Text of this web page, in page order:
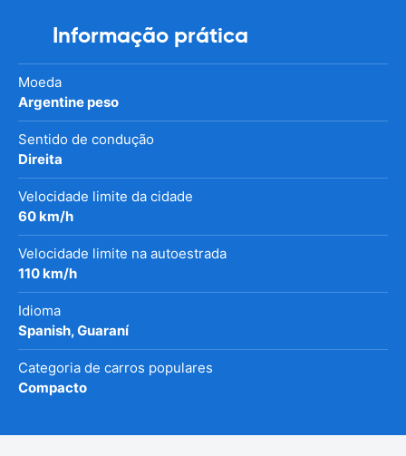
Informação prática
Moeda
Argentine peso
Sentido de condução
Direita
Velocidade limite da cidade
60 km/h
Velocidade limite na autoestrada
110 km/h
Idioma
Spanish, Guaraní
Categoria de carros populares
Compacto